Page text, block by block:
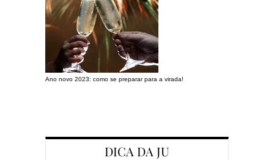
Ano novo 2023: como se preparar para a virada!
DICA DA JU